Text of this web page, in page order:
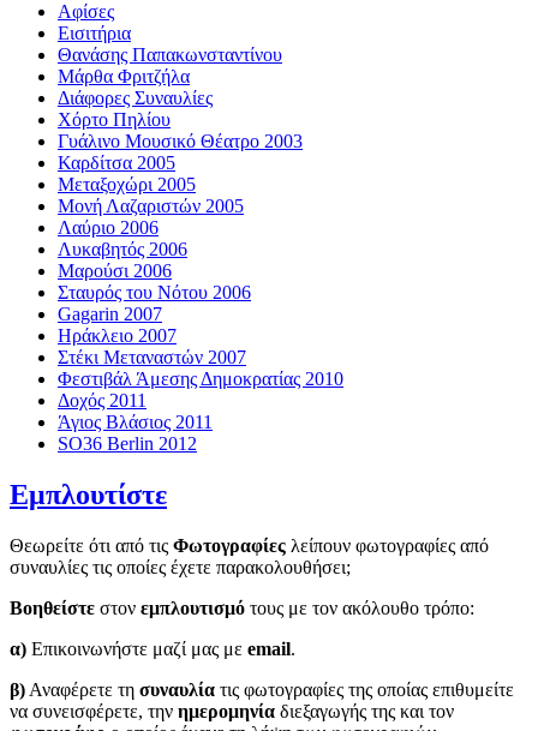
Αφίσες
Εισιτήρια
Θανάσης Παπακωνσταντίνου
Μάρθα Φριτζήλα
Διάφορες Συναυλίες
Χόρτο Πηλίου
Γυάλινο Μουσικό Θέατρο 2003
Καρδίτσα 2005
Μεταξοχώρι 2005
Μονή Λαζαριστών 2005
Λαύριο 2006
Λυκαβητός 2006
Μαρούσι 2006
Σταυρός του Νότου 2006
Gagarin 2007
Ηράκλειο 2007
Στέκι Μεταναστών 2007
Φεστιβάλ Άμεσης Δημοκρατίας 2010
Δοχός 2011
Άγιος Βλάσιος 2011
SO36 Berlin 2012
Εμπλουτίστε
Θεωρείτε ότι από τις Φωτογραφίες λείπουν φωτογραφίες από
συναυλίες τις οποίες έχετε παρακολουθήσει;
Βοηθείστε στον εμπλουτισμό τους με τον ακόλουθο τρόπο:
α) Επικοινωνήστε μαζί μας με email.
β) Αναφέρετε τη συναυλία τις φωτογραφίες της οποίας επιθυμείτε
να συνεισφέρετε, την ημερομηνία διεξαγωγής της και τον